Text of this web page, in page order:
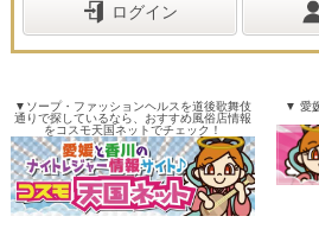
ログイン
▼ソープ・ファッションヘルスを道後歌舞伎
通りで探しているなら、おすすめ風俗店情報
をコスモ天国ネットでチェック！
▼ 愛